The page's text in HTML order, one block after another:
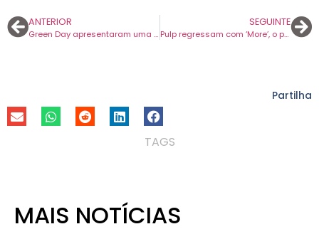
ANTERIOR
Green Day apresentaram uma nova música. E é uma homenagem a John Belushi.
SEGUINTE
Pulp regressam com ‘More’, o primeiro álbum em 24 anos
Partilha
TAGS
MAIS NOTÍCIAS